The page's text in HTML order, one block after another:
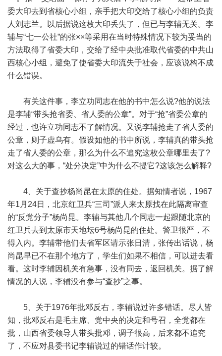
委大印去到省核心小组，亲手把大印交给了核心小组的负责
人刘志兰。以后据说这枚大印丢失了，但已与李辅无关。李
辅与“七一公社”的张××等采用在当时特殊情况下较为妥当的
方法取得了省委大印，交给了经中央批准取代省委的中共山
西核心小组，避免了使省委大印流失于社会，应该说构不成
什么错误。
有关这件事，李立功同志在他的书中怎么说?他的说法
是李辅“带头抢省委、省人委的公章”。对于“抢”省委公章的
经过，也许立功同志不了解情况。又说李辅抢走了省人委的
公章，则子虚乌有。假设如他的书中所说，李辅真的带头抢
走了省人委的公章，那么为什么不追究这枚公章哪里去了?
对这么大的事，“处分决定”中为什么不提它?这该怎么解释?
4、关于查抄杨尚昆在太原的住处。据知情者说，1967
年1月24日，北京红卫兵“三司”派人来太原找在此隔离审查
的“反党分子”杨尚昆。李辅与其他几个同志一起跟随北京的
红卫兵去到太原市天地坛6号杨尚昆的住处。警卫很严，不
得入内。李辅带他们去省军区请示张日清，张传出话说，杨
尚昆早已不在那个地方了，学生们如果不相信，可以进去看
看。这时李辅因机关有急事，没有同去，返回机关。据了解
情况的人说，李辅没有参与“查抄”之事。
5、关于1976年批邓反右，李辅说过许多错话。尽人皆
知，批邓反右是毛主席、党中央的决定和号召，全党都在
批，山西省委领导人带头批邓，调子很高，后来都不追究
了，不应对县委书记李辅说过的错话作计较。